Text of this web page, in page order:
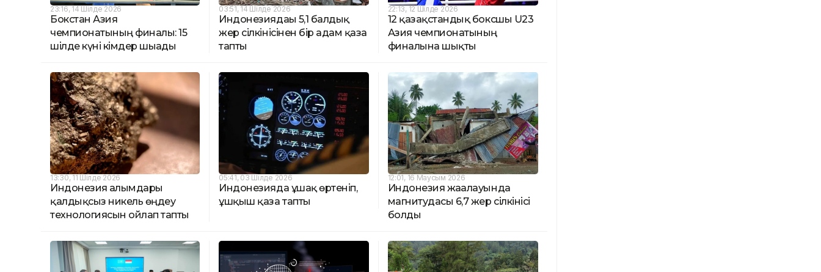
23:16, 14 Шілде 2026
Бокстан Азия
чемпионатының финалы: 15
шілде күні кімдер шығады
03:51, 14 Шілде 2026
Индонезиядағы 5,1 балдық
жер сілкінісінен бір адам қаза
тапты
22:13, 12 Шілде 2026
12 қазақстандық боксшы U23
Азия чемпионатының
финалына шықты
13:30, 11 Шілде 2026
Индонезия ғалымдары
қалдықсыз никель өңдеу
технологиясын ойлап тапты
05:41, 03 Шілде 2026
Индонезияда ұшақ өртеніп,
ұшқыш қаза тапты
12:01, 16 Маусым 2026
Индонезия жағалауында
магнитудасы 6,7 жер сілкінісі
болды